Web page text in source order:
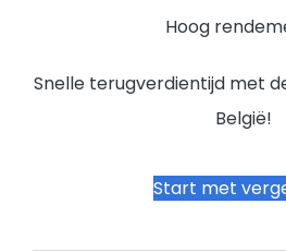
Hoog
Snelle terugverdientijd met
België!
Start met